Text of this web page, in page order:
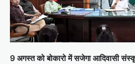
9 अगस्त को बोकारो में सजेगा आदिवासी